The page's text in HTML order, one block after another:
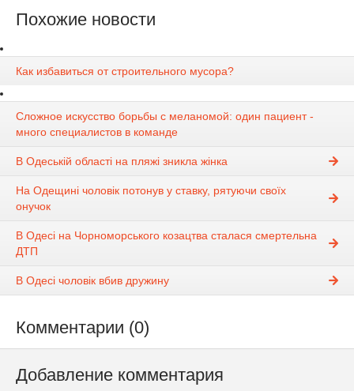
Похожие новости
Как избавиться от строительного мусора?
Сложное искусство борьбы с меланомой: один пациент -
много специалистов в команде
В Одеській області на пляжі зникла жінка
На Одещині чоловік потонув у ставку, рятуючи своїх
онучок
В Одесі на Чорноморського козацтва сталася смертельна
ДТП
В Одесі чоловік вбив дружину
Комментарии (0)
Добавление комментария